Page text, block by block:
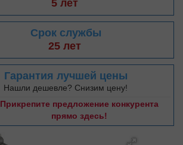
5 лет
Срок службы
25 лет
Гарантия лучшей цены
Нашли дешевле? Снизим цену!
Прикрепите предложение конкурента
прямо здесь!